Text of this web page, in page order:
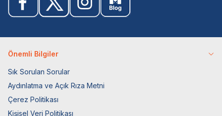
Önemli Bilgiler
Sık Sorulan Sorular
Aydınlatma ve Açık Rıza Metni
Çerez Politikası
Kişisel Veri Politikası